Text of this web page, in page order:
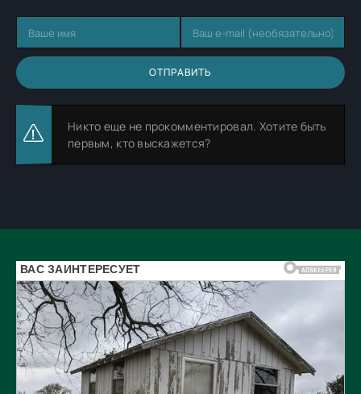
ОТПРАВИТЬ
Никто еще не прокомментировал. Хотите быть
первым, кто выскажется?